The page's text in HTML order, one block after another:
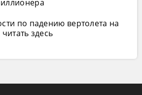
по падению вертолета на
здесь